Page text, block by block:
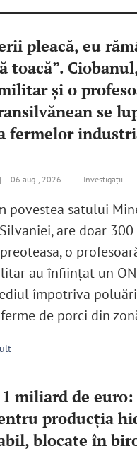
pleacă, eu
toacă”.
şi o
se
fermelor
06 aug., 2026 | Investigații
povestea satului
are doar
o
au înfiinţat un
împotriva
de porci din
miliard de
producția
blocate în